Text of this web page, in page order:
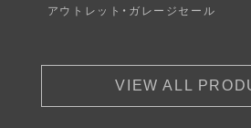
アウトレット・ガレージセール
VIEW ALL